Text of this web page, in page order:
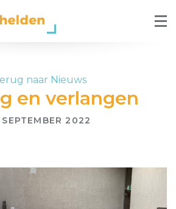
naar Nieuws
en verlangen
SEPTEMBER 2022